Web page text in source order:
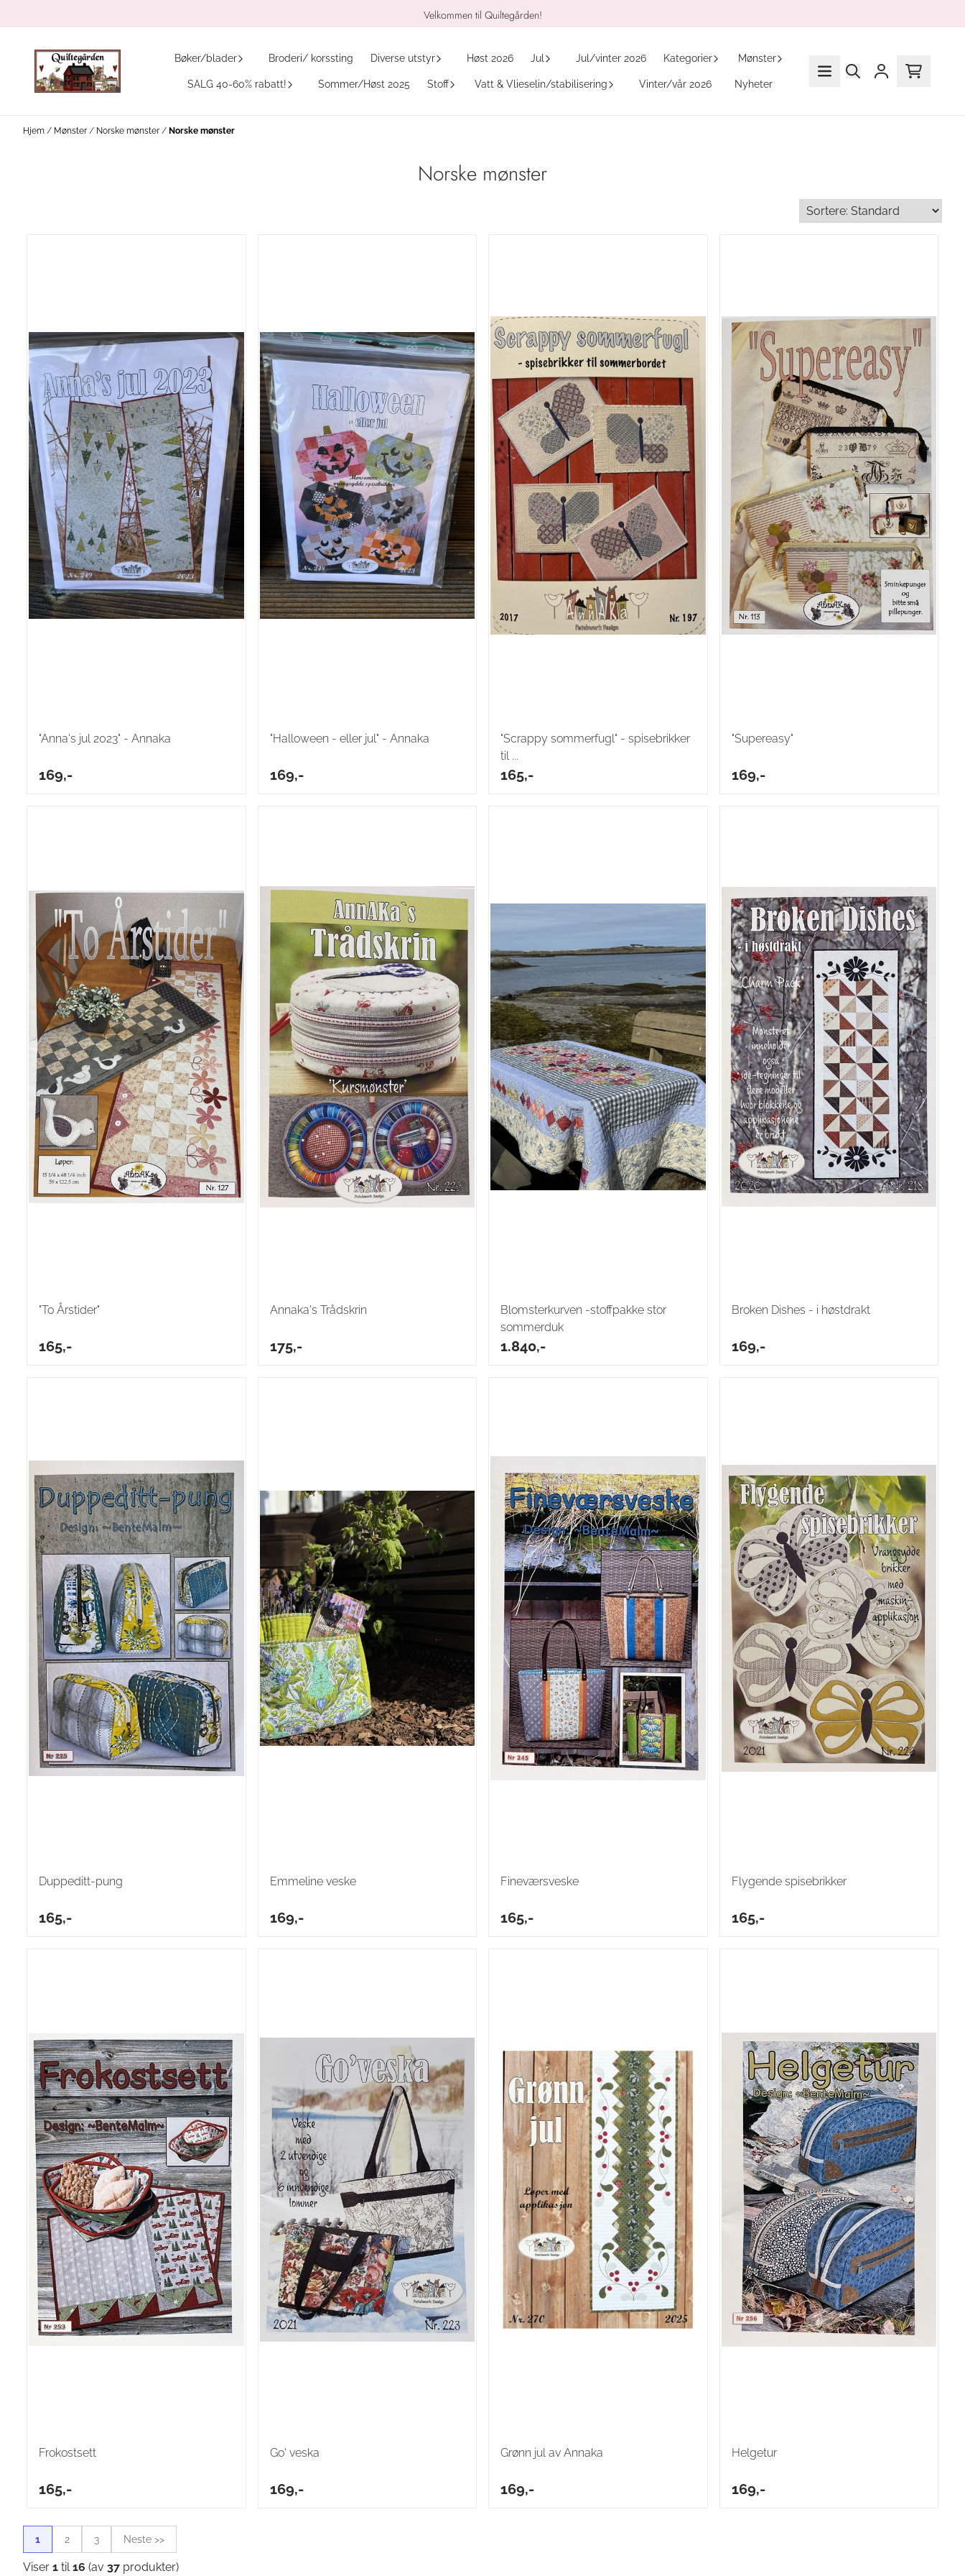
Velkommen til Quiltegården!
Bøker/blader Broderi/ korssting Diverse utstyr Høst 2026 Jul Jul/vinter 2026 Kategorier Mønster
SALG 40-60% rabatt! Sommer/Høst 2025 Stoff Vatt & Vlieselin/stabilisering Vinter/vår 2026 Nyheter
Hjem / Mønster / Norske mønster / Norske mønster
Norske mønster
"Anna's jul 2023" - Annaka
169,-
"Halloween - eller jul" - Annaka
169,-
"Scrappy sommerfugl" - spisebrikker
til ...
165,-
"Supereasy"
169,-
"To Årstider"
165,-
Annaka's Trådskrin
175,-
Blomsterkurven -stoffpakke stor
sommerduk
1.840,-
Broken Dishes - i høstdrakt
169,-
Duppeditt-pung
165,-
Emmeline veske
169,-
Fineværsveske
165,-
Flygende spisebrikker
165,-
Frokostsett
165,-
Go' veska
169,-
Grønn jul av Annaka
169,-
Helgetur
169,-
1 2 3 Neste >>
Viser 1 til16 (av 37 produkter)